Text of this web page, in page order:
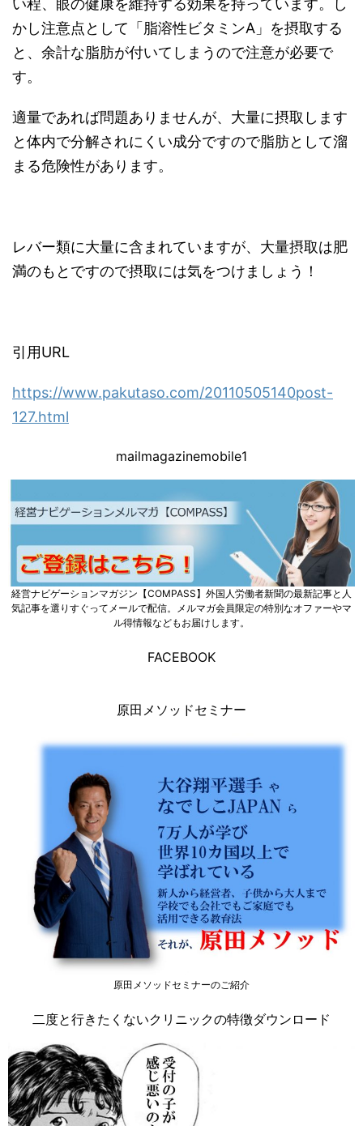
い程、眼の健康を維持する効果を持っています。し
かし注意点として「脂溶性ビタミンA」を摂取する
と、余計な脂肪が付いてしまうので注意が必要で
す。
適量であれば問題ありませんが、大量に摂取します
と体内で分解されにくい成分ですので脂肪として溜
まる危険性があります。
レバー類に大量に含まれていますが、大量摂取は肥
満のもとですので摂取には気をつけましょう！
引用URL
https://www.pakutaso.com/20110505140post-
127.html
mailmagazinemobile1
経営ナビゲーションマガジン【COMPASS】外国人労働者新聞の最新記事と人
気記事を選りすぐってメールで配信。メルマガ会員限定の特別なオファーやマ
ル得情報などもお届けします。
FACEBOOK
原田メソッドセミナー
原田メソッドセミナーのご紹介
二度と行きたくないクリニックの特徴ダウンロード